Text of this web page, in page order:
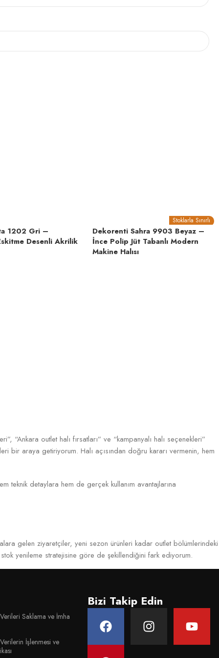
1202 Gri –
Desenli Akrilik
Stoklarla Sınırlı
Dekorenti Sahra 9903 Beyaz –
İnce Polip Jüt Tabanlı Modern
Makine Halısı
“Ankara outlet halı fırsatları” ve “kampanyalı halı seçenekleri”
bir araya getiriyorum. Halı açısından doğru kararı vermenin, hem
teknik detaylara hem de gerçek kullanım avantajlarına
gelen ziyaretçiler, yeni sezon ürünleri kadar outlet bölümlerindeki
yenileme stratejisine göre de şekillendiğini fark ediyorum.
Bazı modeller, yalnızca sezon geçişi veya seri değişikliği nedeniyle
doğru değerlendirmek.
Saklama ve İmha
İşlenmesi ve
Bizi Takip Edin